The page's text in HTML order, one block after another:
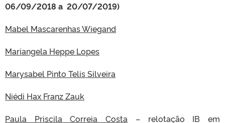
06/09/2018 a 20/07/2019)
Mabel Mascarenhas Wiegand
Mariangela Heppe Lopes
Marysabel Pinto Telis Silveira
Niédi Hax Franz Zauk
Paula Priscila Correia Costa – relotação IB em